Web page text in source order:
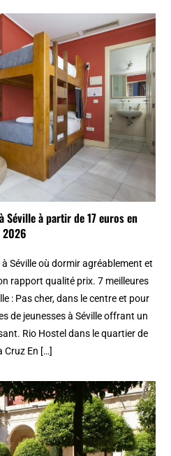
Séville à partir de 17 euros en
2026
Séville où dormir agréablement et
rapport qualité prix. 7 meilleures
: Pas cher, dans le centre et pour
de jeunesses à Séville offrant un
Rio Hostel dans le quartier de
Cruz En […]